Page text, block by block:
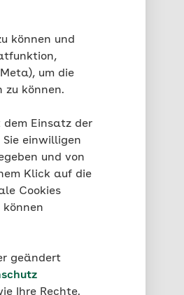
können und
um die
zu können.
Einsatz der
einwilligen
und von
Klick auf die
Cookies
geändert
Ihre Rechte.